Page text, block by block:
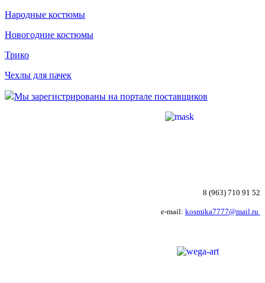
Народные костюмы
Новогодние костюмы
Трико
Чехлы для пачек
Мы зарегистрированы на портале поставщиков
8 (963) 710 91 52
e-mail: kosmika7777@mail.ru